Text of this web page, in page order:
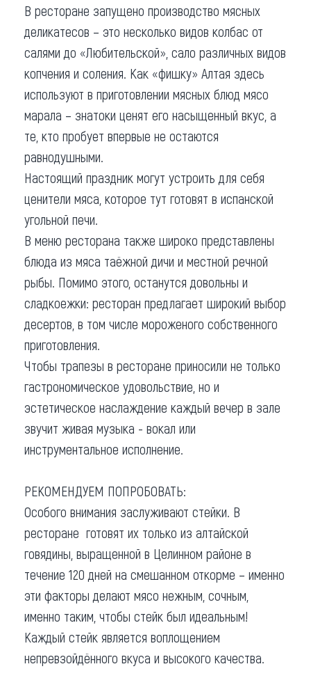
В ресторане запущено производство мясных
деликатесов – это несколько видов колбас от
салями до «Любительской», сало различных видов
копчения и соления. Как «фишку» Алтая здесь
используют в приготовлении мясных блюд мясо
марала – знатоки ценят его насыщенный вкус, а
те, кто пробует впервые не остаются
равнодушными.
Настоящий праздник могут устроить для себя
ценители мяса, которое тут готовят в испанской
угольной печи.
В меню ресторана также широко представлены
блюда из мяса таёжной дичи и местной речной
рыбы. Помимо этого, останутся довольны и
сладкоежки: ресторан предлагает широкий выбор
десертов, в том числе мороженого собственного
приготовления.
Чтобы трапезы в ресторане приносили не только
гастрономическое удовольствие, но и
эстетическое наслаждение каждый вечер в зале
звучит живая музыка - вокал или
инструментальное исполнение.
РЕКОМЕНДУЕМ ПОПРОБОВАТЬ:
Особого внимания заслуживают стейки. В
ресторане готовят их только из алтайской
говядины, выращенной в Целинном районе в
течение 120 дней на смешанном откорме – именно
эти факторы делают мясо нежным, сочным,
именно таким, чтобы стейк был идеальным!
Каждый стейк является воплощением
непревзойдённого вкуса и высокого качества.